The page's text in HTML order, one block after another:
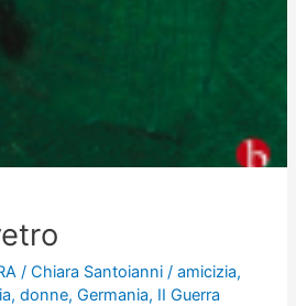
/ Chiara Santoianni / amicizia,
, donne, Germania, II Guerra